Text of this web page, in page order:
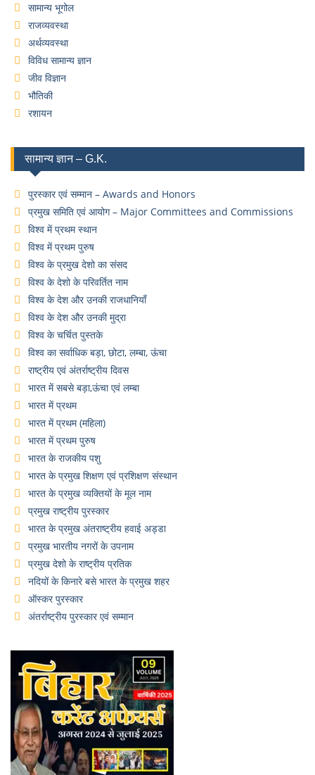
सामान्य भूगोल
राजव्यवस्था
अर्थव्यवस्था
विविध सामान्य ज्ञान
जीव विज्ञान
भौतिकी
रशायन
सामान्य ज्ञान – G.K.
पुरस्कार एवं सम्मान – Awards and Honors
प्रमुख समिति एवं आयोग – Major Committees and Commissions
विश्व में प्रथम स्थान
विश्व में प्रथम पुरुष
विश्व के प्रमुख देशो का संसद
विश्व के देशो के परिवर्तित नाम
विश्व के देश और उनकी राजधानियाँ
विश्व के देश और उनकी मुद्रा
विश्व के चर्चित पुस्तके
विश्व का सर्वाधिक बड़ा, छोटा, लम्बा, ऊंचा
राष्ट्रीय एवं अंतर्राष्ट्रीय दिवस
भारत में सबसे बड़ा,ऊंचा एवं लम्बा
भारत में प्रथम
भारत में प्रथम (महिला)
भारत में प्रथम पुरुष
भारत के राजकीय पशु
भारत के प्रमुख शिक्षण एवं प्रशिक्षण संस्थान
भारत के प्रमुख व्यक्तियों के मूल नाम
प्रमुख राष्ट्रीय पुरस्कार
भारत के प्रमुख अंतराष्ट्रीय हवाई अड्डा
प्रमुख भारतीय नगरों के उपनाम
प्रमुख देशो के राष्ट्रीय प्रतिक
नदियों के किनारे बसे भारत के प्रमुख शहर
ऑस्कर पुरस्कार
अंतर्राष्ट्रीय पुरस्कार एवं सम्मान